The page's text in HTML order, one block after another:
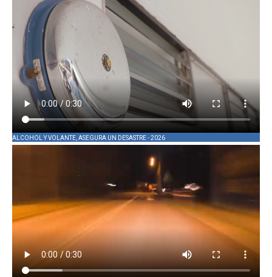
ALCOHOL Y VOLANTE, ASEGURA UN DESASTRE - 2026